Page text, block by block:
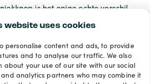
website uses cookies
personalise content and ads, to provide
and to analyse our traffic. We also
about your use of our site with our social
analytics partners who may combine it
is het enige echte verschil
en een gratis app.
Betaalmethoden